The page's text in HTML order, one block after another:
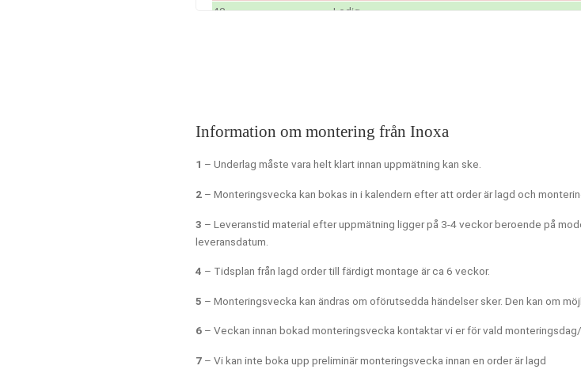
40
Ledig
42
Ledig
44
Ledig
Vecka
45
Ledig
47
Ledig
48
Ledig
Information om montering från Inoxa
1 – Underlag måste vara helt klart innan uppmätning kan ske.
2 – Monteringsvecka kan bokas in i kalendern efter att order är lagd och
3 – Leveranstid material efter uppmätning ligger på 3-4 veckor beroende på
leveransdatum.
4 – Tidsplan från lagd order till färdigt montage är ca 6 veckor.
5 – Monteringsvecka kan ändras om oförutsedda händelser sker. Den kan om
6 – Veckan innan bokad monteringsvecka kontaktar vi er för vald
7 – Vi kan inte boka upp preliminär monteringsvecka innan en order är lagd